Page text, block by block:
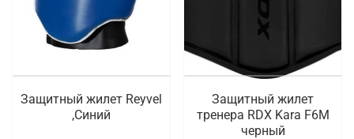
Защитный жилет Reyvel
,Синий
Защитный жилет
тренера RDX Kara F6M
черный